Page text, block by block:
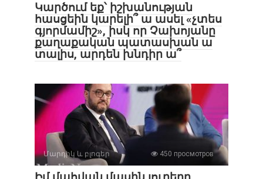
Կարծում եք՝ իշխանության
հասցեին կարելի՞ ա ասել «չտես
գյորմամիշ», իսկ որ Չախոյանը
քաղաքական պատասխան ա
տալիս, արդեն խնդիր ա՞
Մարդիկ և բլոգեր 450 просмотров